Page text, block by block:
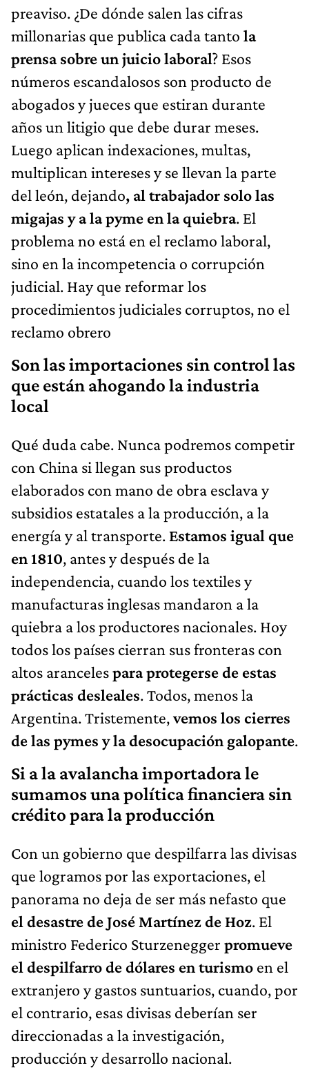
preaviso. ¿De dónde salen las cifras
millonarias que publica cada tanto la
prensa sobre un juicio laboral? Esos
números escandalosos son producto de
abogados y jueces que estiran durante
años un litigio que debe durar meses.
Luego aplican indexaciones, multas,
multiplican intereses y se llevan la parte
del león, dejando, al trabajador solo las
migajas y a la pyme en la quiebra. El
problema no está en el reclamo laboral,
sino en la incompetencia o corrupción
judicial. Hay que reformar los
procedimientos judiciales corruptos, no el
reclamo obrero
Son las importaciones sin control las
que están ahogando la industria
local
Qué duda cabe. Nunca podremos competir
con China si llegan sus productos
elaborados con mano de obra esclava y
subsidios estatales a la producción, a la
energía y al transporte. Estamos igual que
en 1810, antes y después de la
independencia, cuando los textiles y
manufacturas inglesas mandaron a la
quiebra a los productores nacionales. Hoy
todos los países cierran sus fronteras con
altos arancelespara protegerse de estas
prácticas desleales. Todos, menos la
Argentina. Tristemente,vemos los cierres
de las pymes y la desocupación galopante.
Si a la avalancha importadora le
sumamos una política financiera sin
crédito para la producción
Con un gobierno que despilfarra las divisas
que logramos por las exportaciones, el
panorama no deja de ser más nefasto que
el desastre de José Martínez de Hoz. El
ministro Federico Sturzenegger promueve
el despilfarro de dólares en turismo en el
extranjero y gastos suntuarios, cuando, por
el contrario, esas divisas deberían ser
direccionadas a la investigación,
producción y desarrollo nacional.